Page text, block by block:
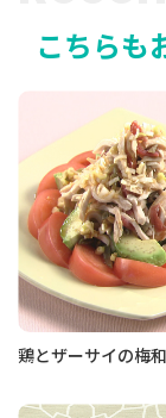
こちらも
鶏とザーサイの梅